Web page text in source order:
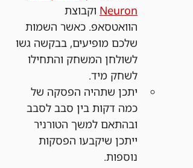
Neuron וקבוצת
הוואטסאפ. כאשר השמות
שלכם מופיעים, בבקשה גשו
לשולחן המשחק והתחילו
לשחק מיד.
יתכן שתהיה הפסקה של
כמה דקות בין סבב לסבב
ובהתאם למשך הטורניר
ייתכן שיקבעו הפסקות
נוספות.